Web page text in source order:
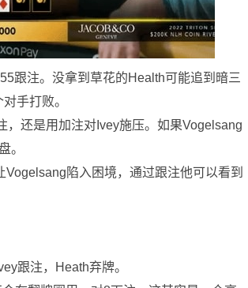
跟注。没拿到草花的Health可能追到暗三
手打败。
还是用加注对Ivey施压。如果Vogelsang
。
陷入困境，通过跟注他可以看到
跟注，Heath弃牌。